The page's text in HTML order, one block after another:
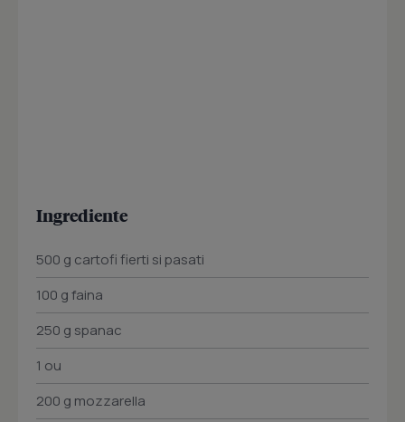
Ingrediente
500 g cartofi fierti si pasati
100 g faina
250 g spanac
1 ou
200 g mozzarella